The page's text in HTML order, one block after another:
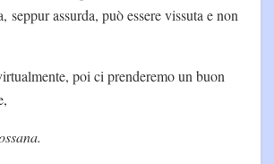
seppur assurda, può essere vissuta e non
poi ci prenderemo un buon